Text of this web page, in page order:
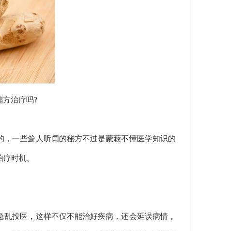
方治疗吗?
一些耸人听闻的秘方不过是蒙蔽不懂医学知识的
时机。
投医，这样不仅不能治好疾病，还会延误病情，